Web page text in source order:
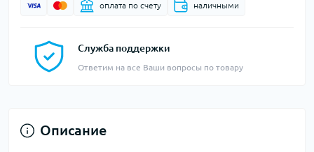
оплата по счету наличными
Служба поддержки
Ответим на все Ваши вопросы по товару
Описание